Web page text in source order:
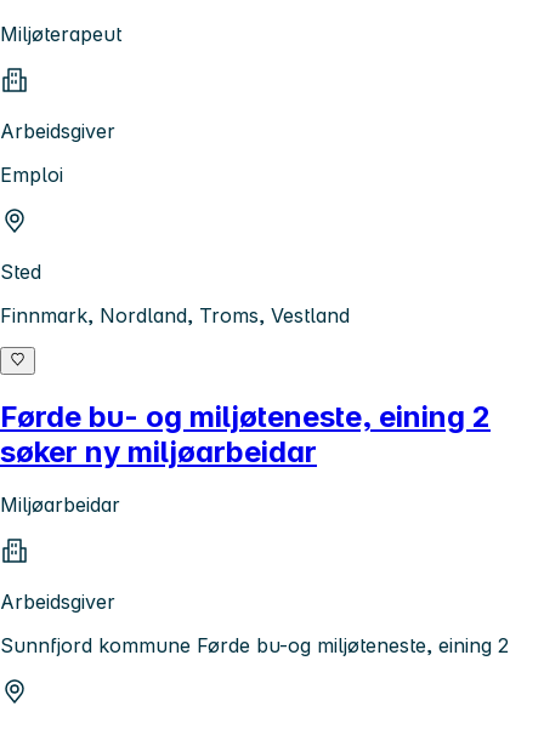
Miljøterapeut
Arbeidsgiver
Emploi
Sted
Finnmark, Nordland, Troms, Vestland
Førde bu- og miljøteneste, eining 2
søker ny miljøarbeidar
Miljøarbeidar
Arbeidsgiver
Sunnfjord kommune Førde bu-og miljøteneste, eining 2